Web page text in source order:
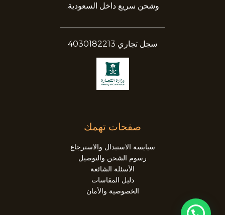
وشحن سريع داخل السعودية.
سجل تجاري 4030182213
صفحات تهمك
سيايسة الاستبدال والاسترجاع
رسوم الشحن والتوصيل
الأسئلة الشائعة
دليل المقاسات
الخصوصية والأمان